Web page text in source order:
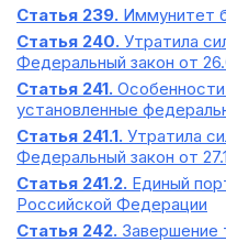
Статья 239. Иммунитет
Статья 240. Утратила
Федеральный закон от
Статья 241.
установленные
Статья 241.1. Утратила
Федеральный закон от
Статья 241.2. Единый
Российской Федерации
Статья 242. Завершение